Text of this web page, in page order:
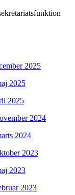
2025
2025
2025
2024
2024
2023
2023
2023